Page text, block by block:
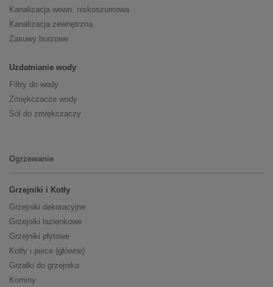
Kanalizacja wewn. niskoszumowa
Kanalizacja zewnętrzna
Zasuwy burzowe
Uzdatnianie wody
Filtry do wody
Zmiękczacze wody
Sól do zmiękczaczy
Ogrzewanie
Grzejniki i Kotły
Grzejniki dekoracyjne
Grzejniki łazienkowe
Grzejniki płytowe
Kotły i piece (główne)
Grzałki do grzejnika
Kominy